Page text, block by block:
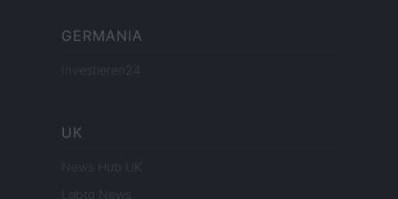
GERMANIA
Investieren24
UK
News Hub UK
Lgbtq News